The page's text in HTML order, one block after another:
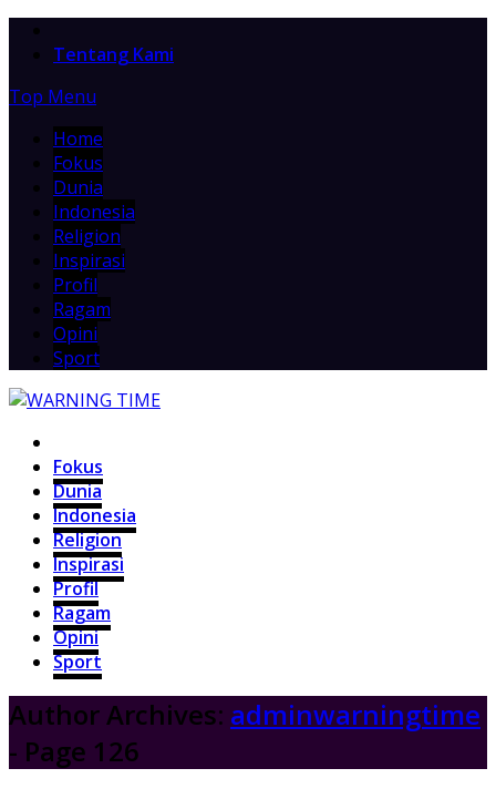
Tentang Kami
Top Menu
Home
Fokus
Dunia
Indonesia
Religion
Inspirasi
Profil
Ragam
Opini
Sport
Fokus
Dunia
Indonesia
Religion
Inspirasi
Profil
Ragam
Opini
Sport
Author Archives: adminwarningtime
- Page 126